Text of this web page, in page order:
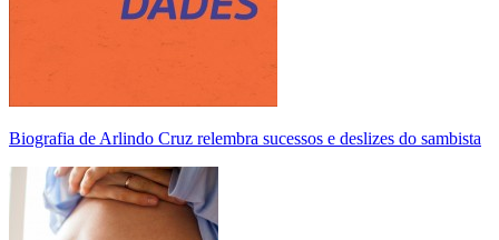
Biografia de Arlindo Cruz relembra sucessos e deslizes do sambista